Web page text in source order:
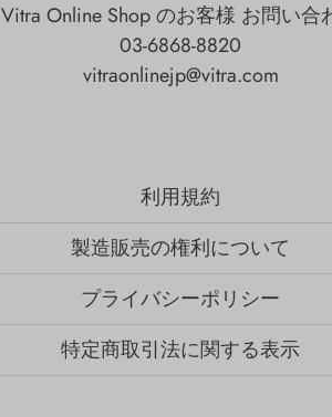
Vitra Online Shop のお客様 お問い合
03-6868-8820
vitraonlinejp@vitra.com
利用規約
製造販売の権利について
プライバシーポリシー
特定商取引法に関する表示